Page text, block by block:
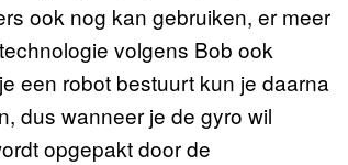
ook nog kan gebruiken, er meer
volgens Bob ook
een robot bestuurt kun je daarna
dus wanneer je de gyro wil
opgepakt door de